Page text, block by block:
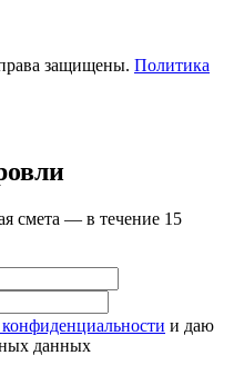
защищены. Политика
смета — в течение 15
и даю
данных